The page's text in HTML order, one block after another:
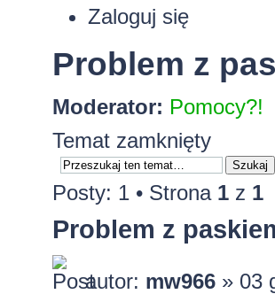
Zaloguj się
Problem z
Moderator: Pomocy?!
Temat zamknięty
Posty: 1 • Strona 1z 1
Problem z
autor: mw966» 03